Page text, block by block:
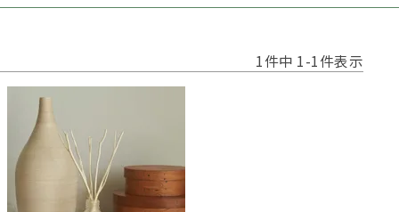
1件中 1-1件表示